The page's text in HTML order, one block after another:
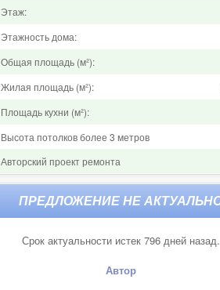
Этаж:
Этажность дома:
Общая площадь (м²):
Жилая площадь (м²):
Площадь кухни (м²):
Высота потолков более 3 метров
Авторский проект ремонта
Срок актуальности истек 796 дней назад.
Автор